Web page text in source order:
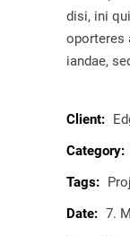
disi, ini
oporteres
iandae,
Client:
Category:
Tags:
Date: 7.